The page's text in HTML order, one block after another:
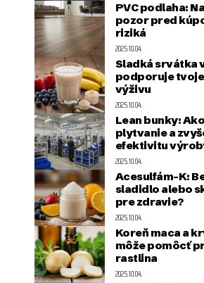
PVC podlaha:
pozor pred
riziká
2025.10.04.
Sladká srvátka
podporuje
výživu
2025.10.04.
Lean bunky:
plytvanie a
efektivitu
2025.10.04.
Acesulfám-K:
sladidlo alebo
pre zdravie?
2025.10.04.
Koreň maca a
môže pomôcť
rastlina
2025.10.04.